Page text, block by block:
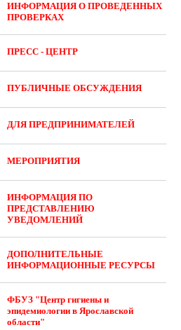
ИНФОРМАЦИЯ О ПРОВЕДЕННЫХ
ПРОВЕРКАХ
ПРЕСС - ЦЕНТР
ПУБЛИЧНЫЕ ОБСУЖДЕНИЯ
ДЛЯ ПРЕДПРИНИМАТЕЛЕЙ
МЕРОПРИЯТИЯ
ИНФОРМАЦИЯ ПО
ПРЕДСТАВЛЕНИЮ
УВЕДОМЛЕНИЙ
ДОПОЛНИТЕЛЬНЫЕ
ИНФОРМАЦИОННЫЕ РЕСУРСЫ
ФБУЗ "Центр гигиены и
эпидемиологии в Ярославской
области"